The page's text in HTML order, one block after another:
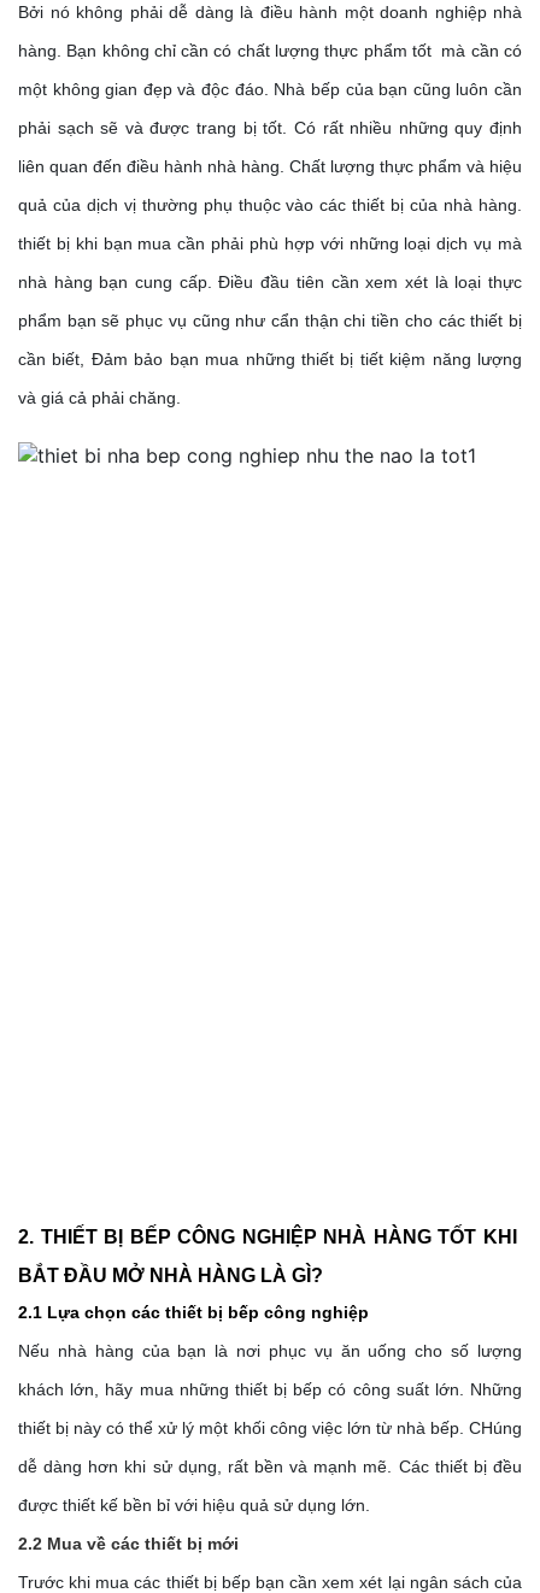
Bởi nó không phải dễ dàng là điều hành một doanh nghiệp nhà
hàng. Bạn không chỉ cần có chất lượng thực phẩm tốt  mà cần có
một không gian đẹp và độc đáo. Nhà bếp của bạn cũng luôn cần
phải sạch sẽ và được trang bị tốt. Có rất nhiều những quy định
liên quan đến điều hành nhà hàng. Chất lượng thực phẩm và hiệu
quả của dịch vị thường phụ thuộc vào các thiết bị của nhà hàng.
thiết bị khi bạn mua cần phải phù hợp với những loại dịch vụ mà
nhà hàng bạn cung cấp. Điều đầu tiên cần xem xét là loại thực
phẩm bạn sẽ phục vụ cũng như cẩn thận chi tiền cho các thiết bị
cần biết, Đảm bảo bạn mua những thiết bị tiết kiệm năng lượng
và giá cả phải chăng.
2. THIẾT BỊ BẾP CÔNG NGHIỆP NHÀ HÀNG TỐT KHI
BẮT ĐẦU MỞ NHÀ HÀNG LÀ GÌ?
2.1 Lựa chọn các thiết bị bếp công nghiệp
Nếu nhà hàng của bạn là nơi phục vụ ăn uống cho số lượng
khách lớn, hãy mua những thiết bị bếp có công suất lớn. Những
thiết bị này có thể xử lý một khối công việc lớn từ nhà bếp. CHúng
dễ dàng hơn khi sử dụng, rất bền và mạnh mẽ. Các thiết bị đều
được thiết kế bền bỉ với hiệu quả sử dụng lớn.
2.2 Mua về các thiết bị mới
Trước khi mua các thiết bị bếp bạn cần xem xét lại ngân sách của